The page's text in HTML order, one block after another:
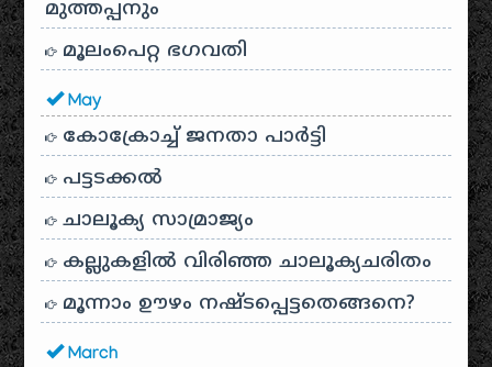
മുത്തപ്പനും
മൂലംപെറ്റ ഭഗവതി
May
കോക്രോച്ച് ജനതാ പാർട്ടി
പട്ടടക്കൽ
ചാലൂക്യ സാമ്രാജ്യം
കല്ലുകളിൽ വിരിഞ്ഞ ചാലൂക്യചരിതം
മൂന്നാം ഊഴം നഷ്ടപ്പെട്ടതെങ്ങനെ?
March